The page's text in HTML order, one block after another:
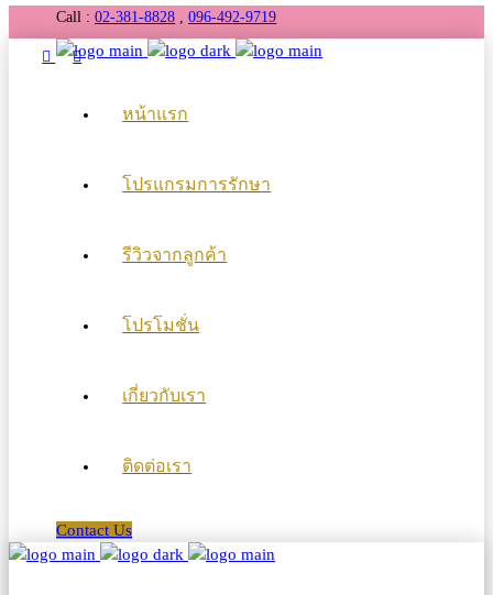
Call :02-381-8828 ,096-492-9719
หน้าแรก
โปรแกรมการรักษา
รีวิวจากลูกค้า
โปรโมชั่น
เกี่ยวกับเรา
ติดต่อเรา
Contact Us